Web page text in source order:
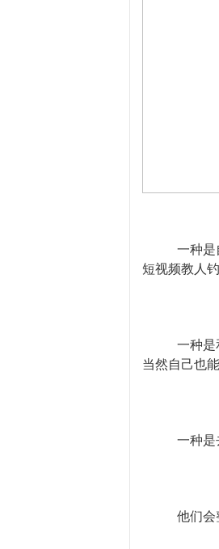
一种是
短视频教人
一种是
当然自己也
一种是
他们会